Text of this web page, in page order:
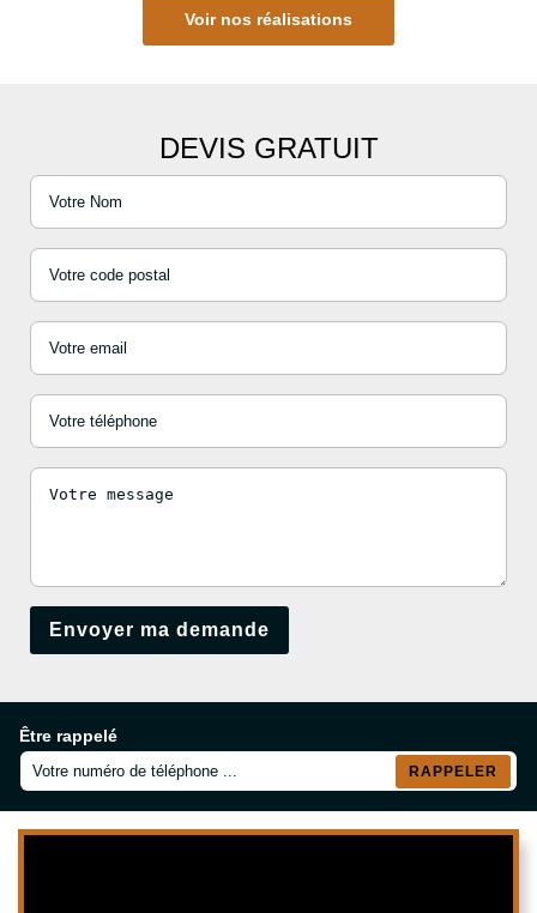
Voir nos réalisations
DEVIS GRATUIT
Être rappelé